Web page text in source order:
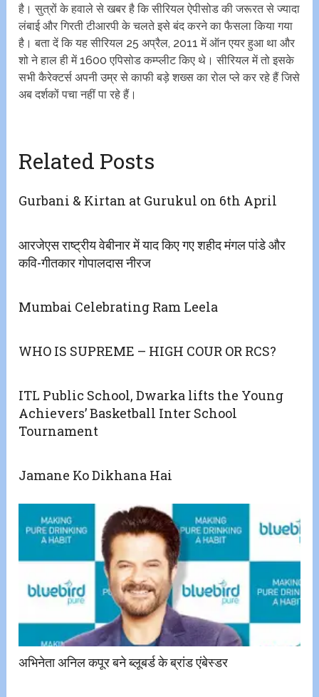
है। सुत्रों के हवाले से खबर है कि सीरियल ऐपीसोड की जरूरत से ज्यादा
लंबाई और गिरती टीआरपी के चलते इसे बंद करने का फैसला किया गया
है। बता दें कि यह सीरियल 25 अप्रैल, 2011 में ऑन एयर हुआ था और
शो ने हाल ही में 1600 एपिसोड कम्प्लीट किए थे। सीरियल में तो इसके
सभी कैरेक्टर्स अपनी उम्र से काफी बड़े शख्स का रोल प्ले कर रहे हैं जिसे
अब दर्शकों पचा नहीं पा रहे हैं।
Related Posts
Gurbani & Kirtan at Gurukul on 6th April
आरजेएस राष्ट्रीय वेबीनार में याद किए गए शहीद मंगल पांडे और
कवि-गीतकार गोपालदास नीरज
Mumbai Celebrating Ram Leela
WHO IS SUPREME – HIGH COUR OR RCS?
ITL Public School, Dwarka lifts the Young
Achievers’ Basketball Inter School
Tournament
Jamane Ko Dikhana Hai
अभिनेता अनिल कपूर बने ब्लूबर्ड के ब्रांड एंबेस्डर